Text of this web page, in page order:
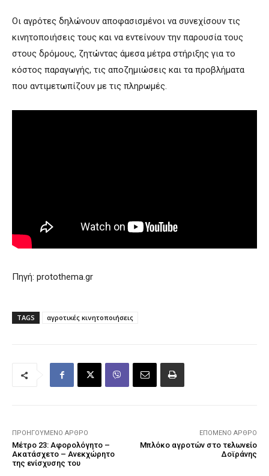
Οι αγρότες δηλώνουν αποφασισμένοι να συνεχίσουν τις
κινητοποιήσεις τους και να εντείνουν την παρουσία τους
στους δρόμους, ζητώντας άμεσα μέτρα στήριξης για το
κόστος παραγωγής, τις αποζημιώσεις και τα προβλήματα
που αντιμετωπίζουν με τις πληρωμές.
Πηγή: protothema.gr
TAGS αγροτικές κινητοποιήσεις
ΠΡΟΗΓΟΎΜΕΝΟ ΆΡΘΡΟ
Μέτρο 23: Αφορολόγητο –
Ακατάσχετο – Ανεκχώρητο
της ενίσχυσης του
ΕΠΌΜΕΝΟ ΆΡΘΡΟ
Μπλόκο αγροτών στο τελωνείο
Δοϊράνης